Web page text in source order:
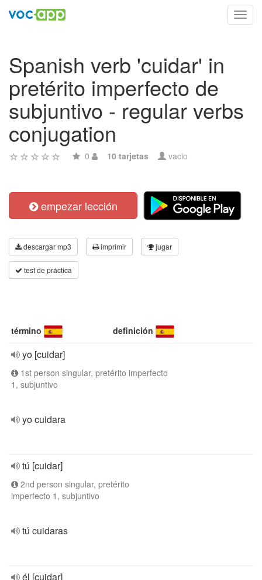
Spanish verb 'cuidar' in
pretérito imperfecto de
subjuntivo - regular verbs
conjugation
0 10 tarjetas vacio
empezar lección
descargar mp3 imprimir jugar
test de práctica
término definición
yo [cuidar]
1st person singular, pretérito imperfecto
1, subjuntivo
yo cuidara
tú [cuidar]
2nd person singular, pretérito
imperfecto 1, subjuntivo
tú cuidaras
él [cuidar]